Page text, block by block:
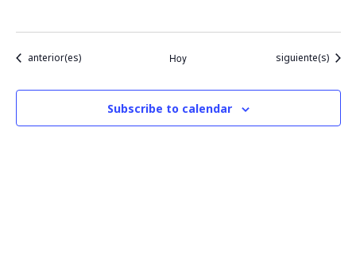
Eventos
anterior(es) Hoy Eventos
siguiente(s)
Subscribe to calendar